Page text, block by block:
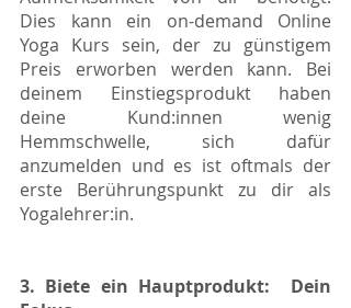
Dies kann ein on-demand Online
Yoga Kurs sein, der zu günstigem
Preis erworben werden kann. Bei
deinem Einstiegsprodukt haben
deine Kund:innen wenig
Hemmschwelle, sich dafür
anzumelden und es ist oftmals der
erste Berührungspunkt zu dir als
Yogalehrer:in.
3. Biete ein Hauptprodukt:
Dein